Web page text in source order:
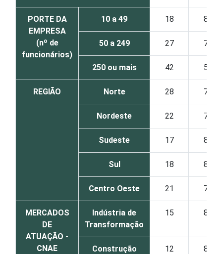
PORTE DA
EMPRESA
(nº de
funcionários)
10 a 49 18 82
50 a 249 27 73
250 ou mais 42 58
REGIÃO Norte 28 72
Nordeste 22 78
Sudeste 17 83
Sul 18 82
Centro Oeste 21 79
MERCADOS
DE
ATUAÇÃO -
CNAE
Indústria de
Transformação
15 85
Construção 12 88